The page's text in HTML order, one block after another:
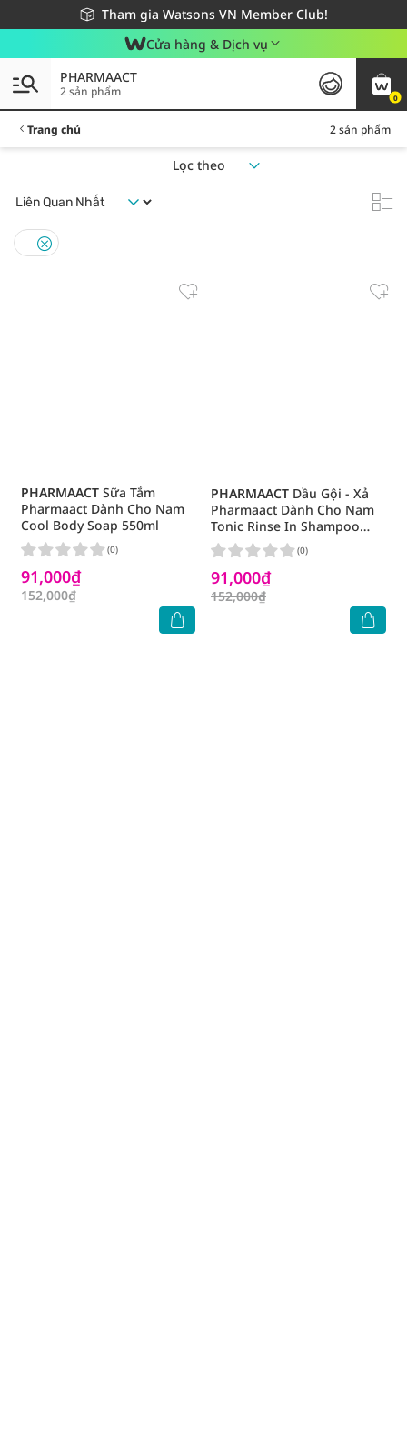
Tham gia Watsons VN Member Club!
Miễn phí giao hàng cho đơn hàng từ 249,000Đ
Giao hàng nhanh 24h - Áp dụng khu vực TP. Hồ Chí Minh
Cửa hàng & Dịch vụ
0
PHARMAACT
2 sản phẩm
Trang chủ 2 sản phẩm
Lọc theo
PHARMAACT Sữa Tắm
Pharmaact Dành Cho Nam
Cool Body Soap 550ml
91,000₫
152,000₫
(0)
PHARMAACT Dầu Gội - Xả
Pharmaact Dành Cho Nam
Tonic Rinse In Shampoo
550ml
91,000₫
152,000₫
(0)